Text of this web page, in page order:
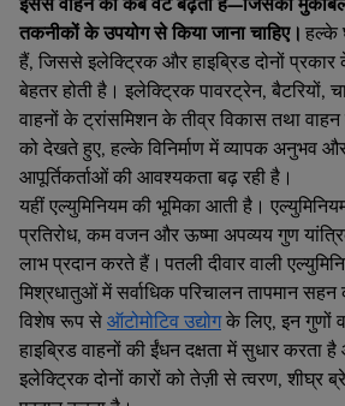
तकनीकों के उपयोग से किया जाना चाहिए। हल्के
हैं, जिससे इलेक्ट्रिक और हाइब्रिड दोनों प्रकार
बेहतर होती है। इलेक्ट्रिक पावरट्रेन, बैटरियों,
वाहनों के ट्रांसमिशन के तीव्र विकास तथा
को देखते हुए, हल्के विनिर्माण में व्यापक अनुभव
आपूर्तिकर्ताओं की आवश्यकता बढ़ रही है।
यहीं एल्युमिनियम की भूमिका आती है।
प्रतिरोध, कम वजन और ऊष्मा अपव्यय गुण
लाभ प्रदान करते हैं। पतली दीवार वाली
मिश्रधातुओं में सर्वाधिक परिचालन तापमान सहन
विशेष रूप सेऑटोमोटिव उद्योगके लिए, इन गुणों
हाइब्रिड वाहनों की ईंधन दक्षता में सुधार करता
इलेक्ट्रिक दोनों कारों को तेज़ी से त्वरण, शीघ्र